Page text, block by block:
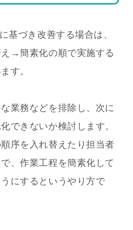
基づき改善する場合は、
→簡素化の順で実施する
す。
業務などを排除し、次に
できないか検討します。
序を入れ替えたり担当者
、作業工程を簡素化して
にするというやり方で